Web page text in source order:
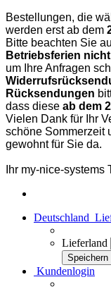
Bestellungen, die
werden erst ab dem
Bitte beachten Sie
Betriebsferien
um Ihre Anfragen
Rücksendungen
dass diese ab dem
Vielen Dank für Ihr
schöne Sommerzeit
gewohnt für Sie da.
Ihr my-nice-systems
Deutschland
Lieferland
Kundenlogin